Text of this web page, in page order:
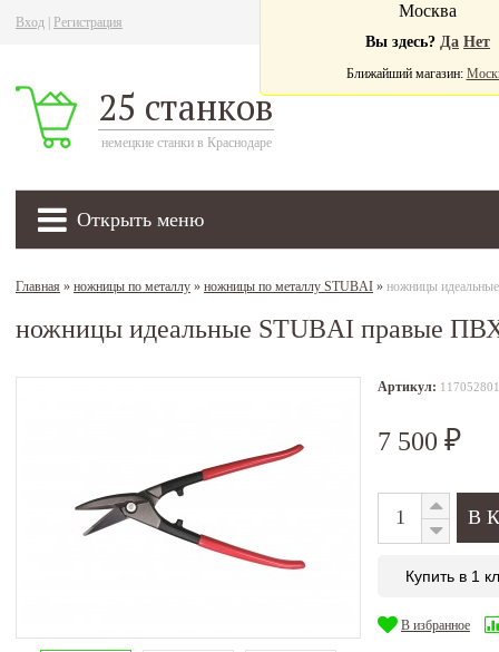
Вход Регистрация
25 станков
немецкие станки в Краснодаре
Открыть меню
Москва
Вы здесь? Да Нет
Ближайший магазин:
Главная » ножницы по металлу » ножницы по металлу STUBAI » ножницы
ножницы идеальные STUBAI правые
Артикул: 117052801
7 500 ₽
Купить в 1
В избранное